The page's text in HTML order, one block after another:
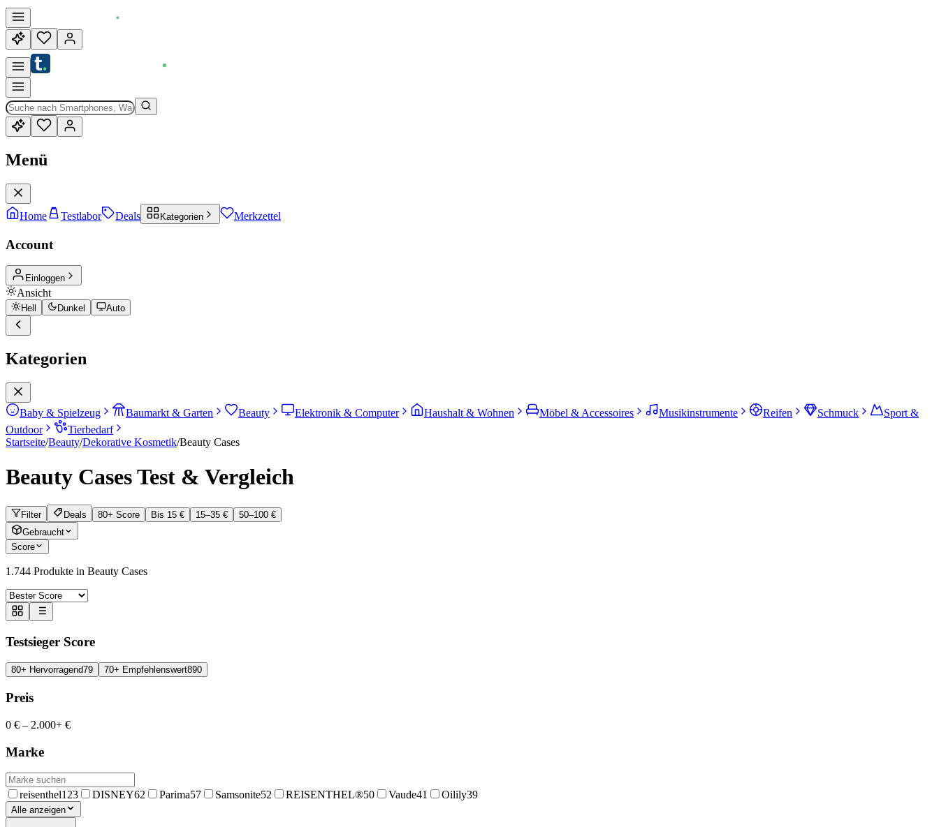
Menü
Home Testlabor Deals Kategorien Merkzettel
Account
Einloggen
Ansicht
Hell Dunkel Auto
Kategorien
Baby & Spielzeug Baumarkt & Garten Beauty Elektronik & Computer Haushalt & Wohnen Möbel & Accessoires Musikinstrumente Reifen Schmuck
Sport &
Outdoor
Tierbedarf
Startseite/Beauty/Dekorative Kosmetik/Beauty Cases
Beauty CasesTest & Vergleich
Filter Deals 80+ Score Bis 15 € 15–35 €
50–100 €
Gebraucht
Score
1.744 Produkte in Beauty Cases
Testsieger Score
80+ Hervorragend79 70+ Empfehlenswert890
Preis
0 € – 2.000+ €
Marke
reisenthel123 DISNEY62 Parima57 Samsonite52 REISENTHEL®50 Vaude41 Oilily39
Alle anzeigen